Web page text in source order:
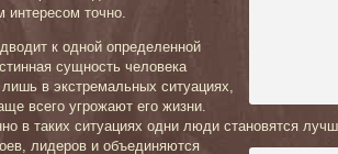
интересом точно.
к одной определенной
сущность человека
лишь в экстремальных ситуациях,
всего угрожают его жизни.
в таких ситуациях одни люди становятся
лидеров и объединяются